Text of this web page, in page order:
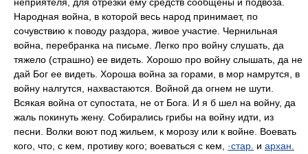
Народная война, в которой весь народ принимает, по
сочувствию к поводу раздора, живое участие. Чернильная
война, перебранка на письме. Легко про войну слушать, да
тяжело (страшно) ее видеть. Хорошо про войну слышать, да не
дай Бог ее видеть. Хороша война за горами, в мор намрутся, в
войну налгутся, нахвастаются. Войной да огнем не шути.
Всякая война от супостата, не от Бога. И я б шел на войну, да
жаль покинуть жену. Собирались грибы на войну идти, из
песни. Волки воют под жильем, к морозу или к войне. Воевать
кого, что, с кем, противу кого; воеваться с кем, ·стар. и архан.